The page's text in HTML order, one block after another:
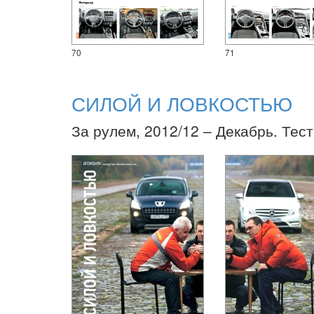
70 71
СИЛОЙ И ЛОВКОСТЬЮ
За рулем, 2012/12 – Декабрь.